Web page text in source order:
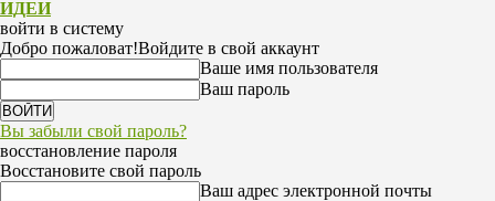
ИДЕИ
войти в систему
Добро пожаловат!Войдите в свой аккаунт
Ваше имя пользователя
Ваш пароль
Вы забыли свой пароль?
восстановление пароля
Восстановите свой пароль
Ваш адрес электронной почты